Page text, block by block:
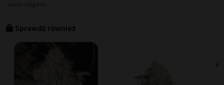
Sprawdź również